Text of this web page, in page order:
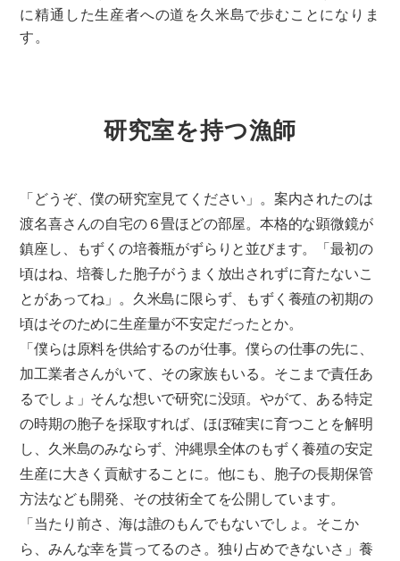
に精通した生産者への道を久米島で歩むことになりま
す。
研究室を持つ漁師
「どうぞ、僕の研究室見てください」。案内されたのは
渡名喜さんの自宅の６畳ほどの部屋。本格的な顕微鏡が
鎮座し、もずくの培養瓶がずらりと並びます。「最初の
頃はね、培養した胞子がうまく放出されずに育たないこ
とがあってね」。久米島に限らず、もずく養殖の初期の
頃はそのために生産量が不安定だったとか。
「僕らは原料を供給するのが仕事。僕らの仕事の先に、
加工業者さんがいて、その家族もいる。そこまで責任あ
るでしょ」そんな想いで研究に没頭。やがて、ある特定
の時期の胞子を採取すれば、ほぼ確実に育つことを解明
し、久米島のみならず、沖縄県全体のもずく養殖の安定
生産に大きく貢献することに。他にも、胞子の長期保管
方法なども開発、その技術全てを公開しています。
「当たり前さ、海は誰のもんでもないでしょ。そこか
ら、みんな幸を貰ってるのさ。独り占めできないさ」養